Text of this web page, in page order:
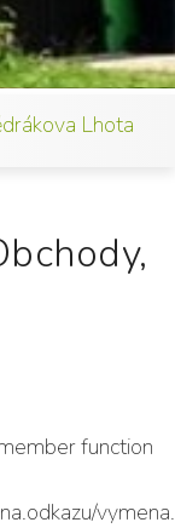
Lhota
function